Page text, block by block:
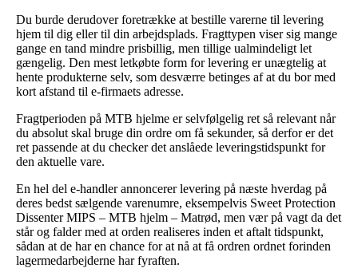
Du burde derudover foretrække at bestille varerne til levering
hjem til dig eller til din arbejdsplads. Fragttypen viser sig mange
gange en tand mindre prisbillig, men tillige ualmindeligt let
gængelig. Den mest letkøbte form for levering er unægtelig at
hente produkterne selv, som desværre betinges af at du bor med
kort afstand til e-firmaets adresse.
Fragtperioden på MTB hjelme er selvfølgelig ret så relevant når
du absolut skal bruge din ordre om få sekunder, så derfor er det
ret passende at du checker det anslåede leveringstidspunkt for
den aktuelle vare.
En hel del e-handler annoncerer levering på næste hverdag på
deres bedst sælgende varenumre, eksempelvis Sweet Protection
Dissenter MIPS – MTB hjelm – Matrød, men vær på vagt da det
står og falder med at orden realiseres inden et aftalt tidspunkt,
sådan at de har en chance for at nå at få ordren ordnet forinden
lagermedarbejderne har fyraften.